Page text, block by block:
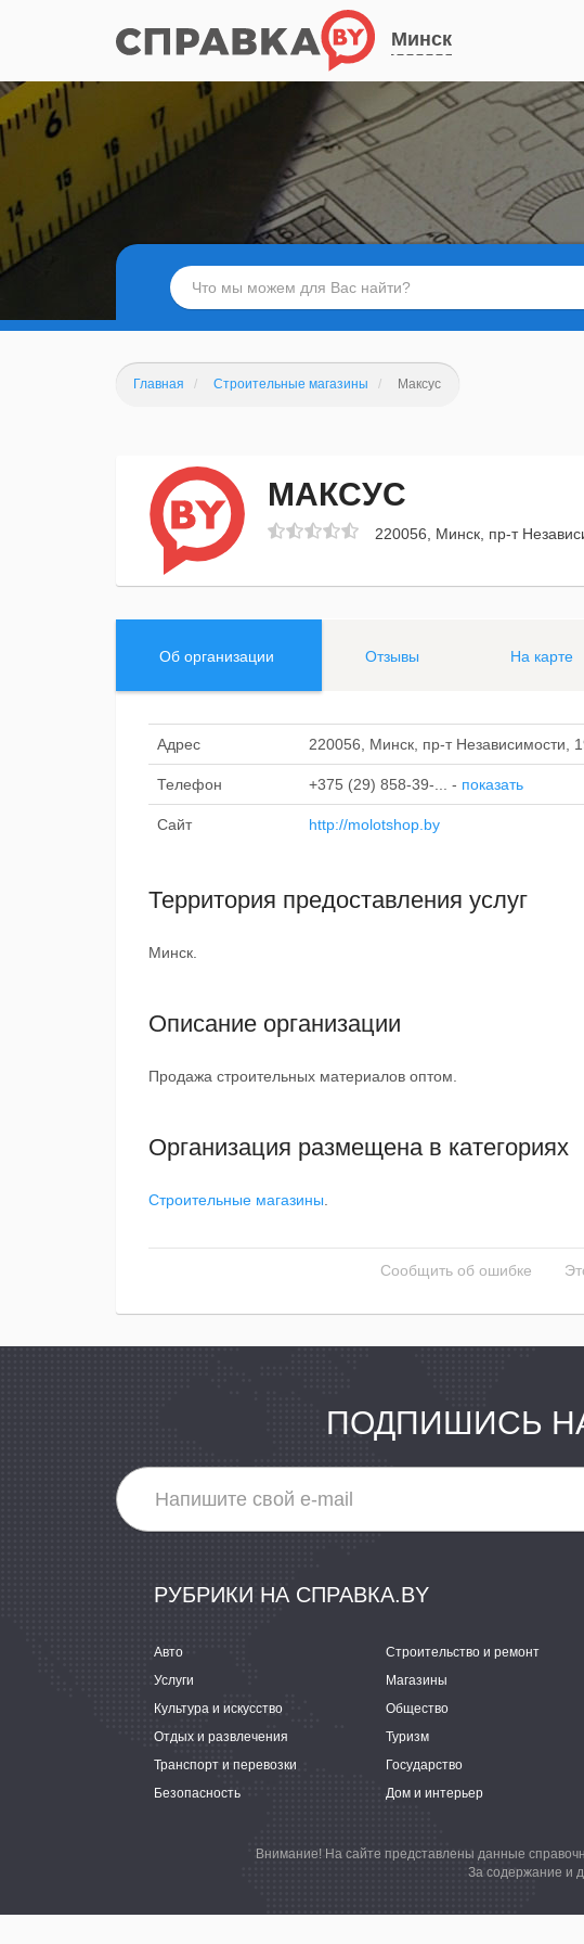
Минск
Главная Строительные магазины Максус
МАКСУС
220056, Минск, пр-т
Об организации Отзывы На карте
Адрес 220056, Минск, пр-т Независимости,
Телефон +375 (29) 858-39-... - показать
Сайт http://molotshop.by
Территория предоставления услуг
Минск.
Описание организации
Продажа строительных материалов оптом.
Организация размещена в категориях
Строительные магазины
Сообщить об ошибке
ПОДПИШИСЬ
РУБРИКИ НА СПРАВКА.BY
Авто Строительство и ремонт
Услуги
Магазины
Культура и искусство
Общество
Отдых и развлечения
Туризм
Транспорт и перевозки
Государство
Безопасность
Дом и интерьер
Внимание! На сайте представлены данные
За содержание и